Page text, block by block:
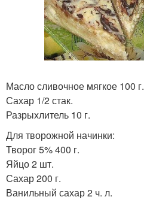
Масло сливочное мягкое 100 г.
Сахар 1/2 стак.
Разрыхлитель 10 г.
Для творожной начинки:
Творог 5% 400 г.
Яйцо 2 шт.
Сахар 200 г.
Ванильный сахар 2 ч. л.